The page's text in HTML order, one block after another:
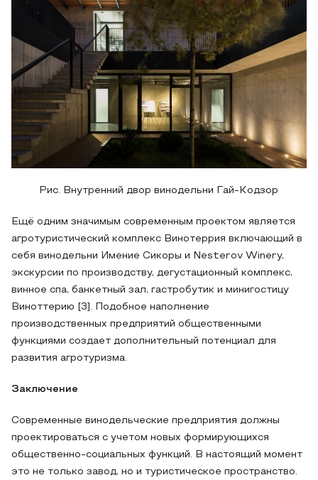
Рис. Внутренний двор винодельни Гай-Кодзор
Ещё одним значимым современным проектом является
агротуристический комплекс Винотеррия включающий в
себя винодельни Имение Сикоры и Nesterov Winery,
экскурсии по производству, дегустационный комплекс,
винное спа, банкетный зал, гастробутик и минигостицу
Виноттерию [3]. Подобное наполнение
производственных предприятий общественными
функциями создает дополнительный потенциал для
развития агротуризма.
Заключение
Современные винодельческие предприятия должны
проектироваться с учетом новых формирующихся
общественно-социальных функций. В настоящий момент
это не только завод, но и туристическое пространство.